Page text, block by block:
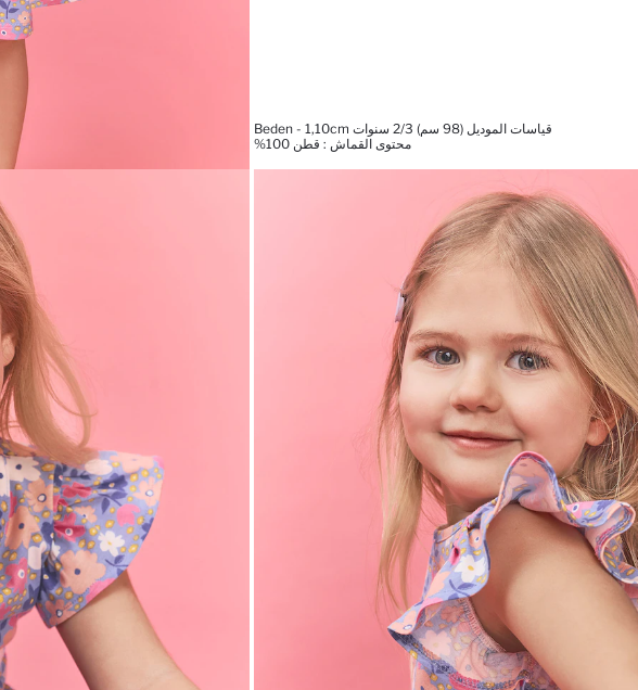
قياسات الموديل (98 سم) 2/3 سنوات Beden - 1,10cm
محتوى القماش : قطن 100%